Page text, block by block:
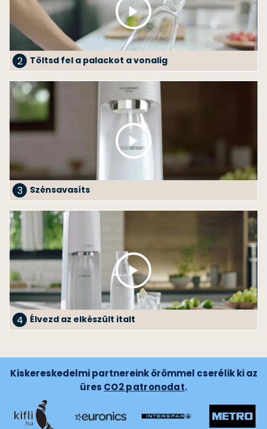
2 Töltsd fel a palackot a vonalig
3 Szénsavasíts
4 Élvezd az elkészült italt
Kiskereskedelmi partnereink örömmel cserélik ki az
üres CO2 patronodat.